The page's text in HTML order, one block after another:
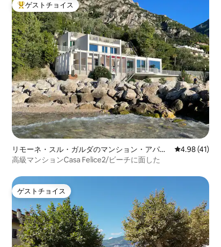
大好評のゲストチョイスです。
ゲストチョイス
リモーネ・スル・ガルダのマンション・アパー
ト
レビュー41
4.98 (41)
高級マンションCasa Felice2/ビーチに面した
ゲストチョイス
ゲストチョイス